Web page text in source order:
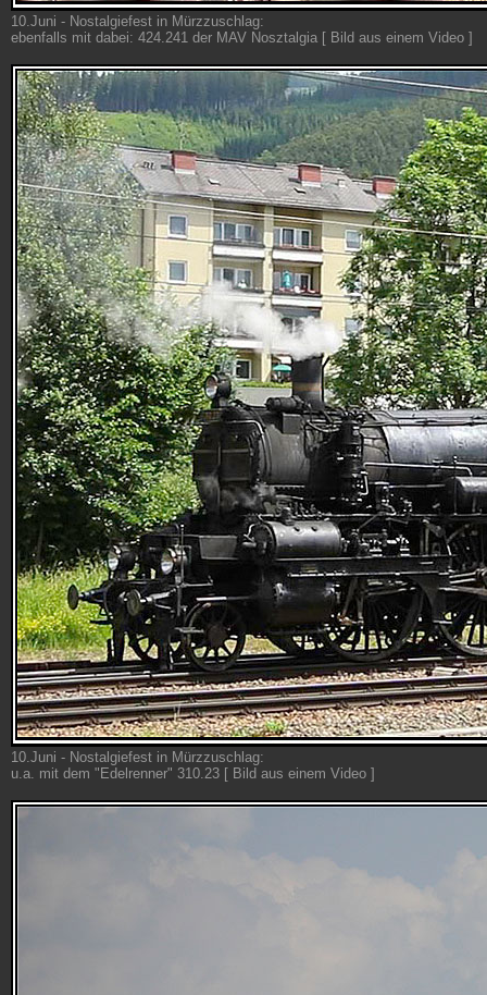
10.Juni - Nostalgiefest in Mürzzuschlag:
ebenfalls mit dabei: 424.241 der MAV Nosztalgia [ Bild aus einem Video ]
10.Juni - Nostalgiefest in Mürzzuschlag:
u.a. mit dem "Edelrenner" 310.23 [ Bild aus einem Video ]